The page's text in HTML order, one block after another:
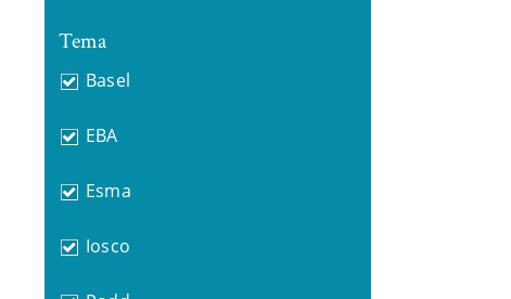
Tema
Basel
EBA
Esma
Iosco